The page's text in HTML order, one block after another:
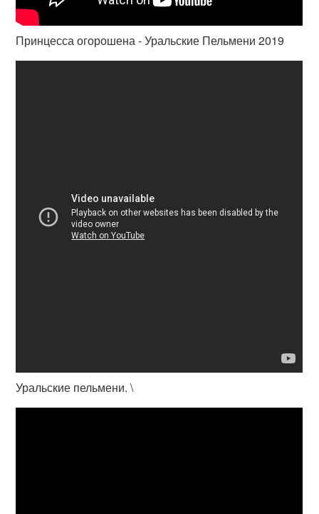
Принцесса огорошена - Уральские Пельмени 2019
Уральские пельмени. \